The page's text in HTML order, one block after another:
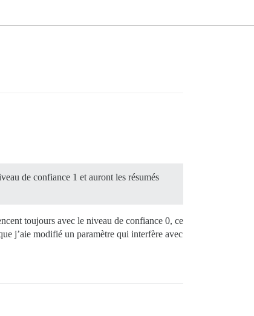
de confiance 1 et auront les résumés
toujours avec le niveau de confiance 0, ce
j’aie modifié un paramètre qui interfère avec